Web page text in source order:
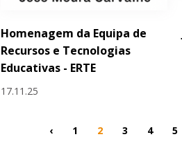
Homenagem da Equipa de
Recursos e Tecnologias
Educativas - ERTE
17.11.25
‹ 1 2 3 4 5